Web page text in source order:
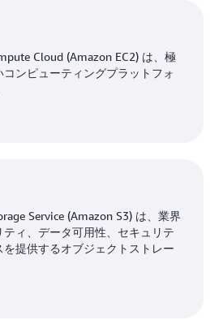
ることなく、クラウド上へのシス
。AWS 環境を利用することで、
に依頼してきた保守の負担も減る
ステムについても順次移行を進
上を図っていく方針です。今後に
ように語っています。
で、市民の多様なライフスタイル
Cloud (Amazon EC2) は、極
ンピューティングプラットフォ
Service (Amazon S3) は、業界
ィ、データ可用性、セキュリテ
を提供するオブジェクトストレー